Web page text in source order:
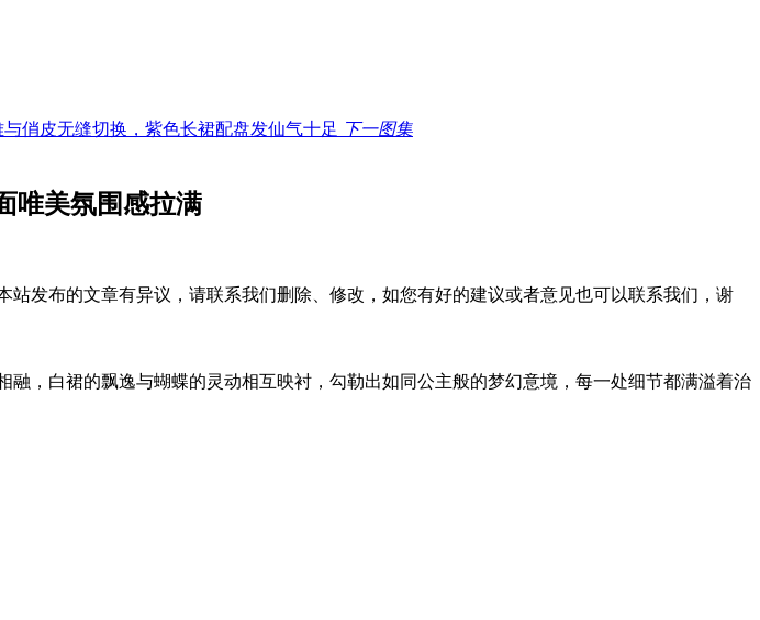
下一图集
唯美氛围感拉满
发布的文章有异议，请联系我们删除、修改，如您有好的建议或者意见也可以联系我们，谢
，白裙的飘逸与蝴蝶的灵动相互映衬，勾勒出如同公主般的梦幻意境，每一处细节都满溢着治